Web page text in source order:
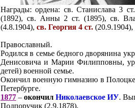
Награды: ордена: св. Станислава 3
(1892), св. Анны 2 ст. (1895), св.
(4.8.1904), св. Георгия 4 ст. (20.9.1904),
Православный.
Родился в семье бедного дворянина
Денисовича и Марии Филипповны,
детей) военной семье.
Окончил военную гимназию в
Петербурге.
1877 –окончил Николаевское ИУ.
Подпоручик (2.9.1878).